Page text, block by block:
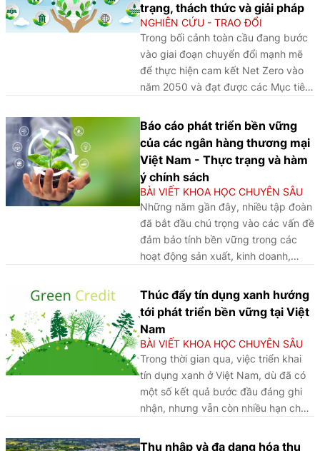
trị thực tiễn cao cho Việt Nam nói
chung và NHTM nói riêng trong xử lý
rủi ro tín dụng.
trạng, thách thức và giải pháp
NGHIÊN CỨU - TRAO ĐỔI
Trong bối cảnh toàn cầu đang bước
vào giai đoạn chuyển đổi mạnh mẽ
để thực hiện cam kết Net Zero vào
năm 2050 và đạt được các Mục tiêu
trở thành một yêu cầu tất yếu đối với
hệ thống tài chính nói chung và
ngành Ngân hàng nói riêng...
Báo cáo phát triển bền vững
của các ngân hàng thương mại
Việt Nam - Thực trạng và hàm
ý chính sách
BÀI VIẾT KHOA HỌC CHUYÊN SÂU
Những năm gần đây, nhiều tập đoàn
đã bắt đầu chú trọng vào các vấn đề
đảm bảo tính bền vững trong các
hoạt động sản xuất, kinh doanh,
đầu tư của mình. Tại các buổi thảo
luận của Liên hợp quốc, các quốc
gia trong nhóm Tổ chức Hợp tác và
Phát triển Kinh tế (OECD) và G20 đã
thể hiện sự đồng thuận mang tính
quốc tế cao rằng, để tăng cường
tính ổn định tài chính và phát triển
kinh tế dài hạn, cần nhanh chóng cải
Thúc đẩy tín dụng xanh hướng
tới phát triển bền vững tại Việt
Nam
BÀI VIẾT KHOA HỌC CHUYÊN SÂU
Trong thời gian qua, việc triển khai
tín dụng xanh ở Việt Nam, dù đã có
một số kết quả bước đầu đáng ghi
nhận, nhưng vẫn còn nhiều hạn chế,
thiện. Để tín dụng xanh thực sự trở
Thu nhập và đa dạng hóa thu